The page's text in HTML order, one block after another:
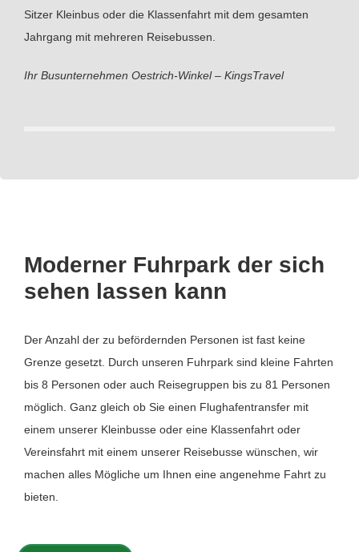
Sitzer Kleinbus oder die Klassenfahrt mit dem gesamten
Jahrgang mit mehreren Reisebussen.
Ihr Busunternehmen Oestrich-Winkel – KingsTravel
Moderner Fuhrpark der sich
sehen lassen kann
Der Anzahl der zu befördernden Personen ist fast keine
Grenze gesetzt. Durch unseren Fuhrpark sind kleine Fahrten
bis 8 Personen oder auch Reisegruppen bis zu 81 Personen
möglich. Ganz gleich ob Sie einen Flughafentransfer mit
einem unserer Kleinbusse oder eine Klassenfahrt oder
Vereinsfahrt mit einem unserer Reisebusse wünschen, wir
machen alles Mögliche um Ihnen eine angenehme Fahrt zu
bieten.